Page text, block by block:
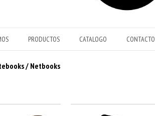
PRODUCTOS CATALOGO CONTACTO
/ Netbooks